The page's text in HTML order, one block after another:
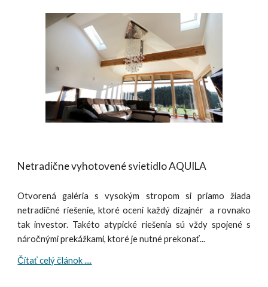
Netradične vyhotovené svietidlo AQUILA
Otvorená galéria s vysokým stropom si priamo žiada
netradičné riešenie, ktoré ocení každý dizajnér a rovnako
tak investor. Takéto atypické riešenia sú vždy spojené s
náročnými prekážkami, ktoré je nutné prekonať...
Čítať celý článok ....